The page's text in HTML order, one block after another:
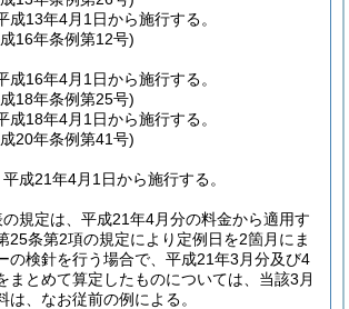
成13年4月1日から施行する。
16年条例第12号)
成16年4月1日から施行する。
18年条例第25号)
成18年4月1日から施行する。
20年条例第41号)
成21年4月1日から施行する。
規定は、平成21年4月分の料金から適用す
25条第2項の規定により定例日を2箇月にま
の検針を行う場合で、平成21年3月分及び4
まとめて算定したものについては、当該3月
は、なお従前の例による。